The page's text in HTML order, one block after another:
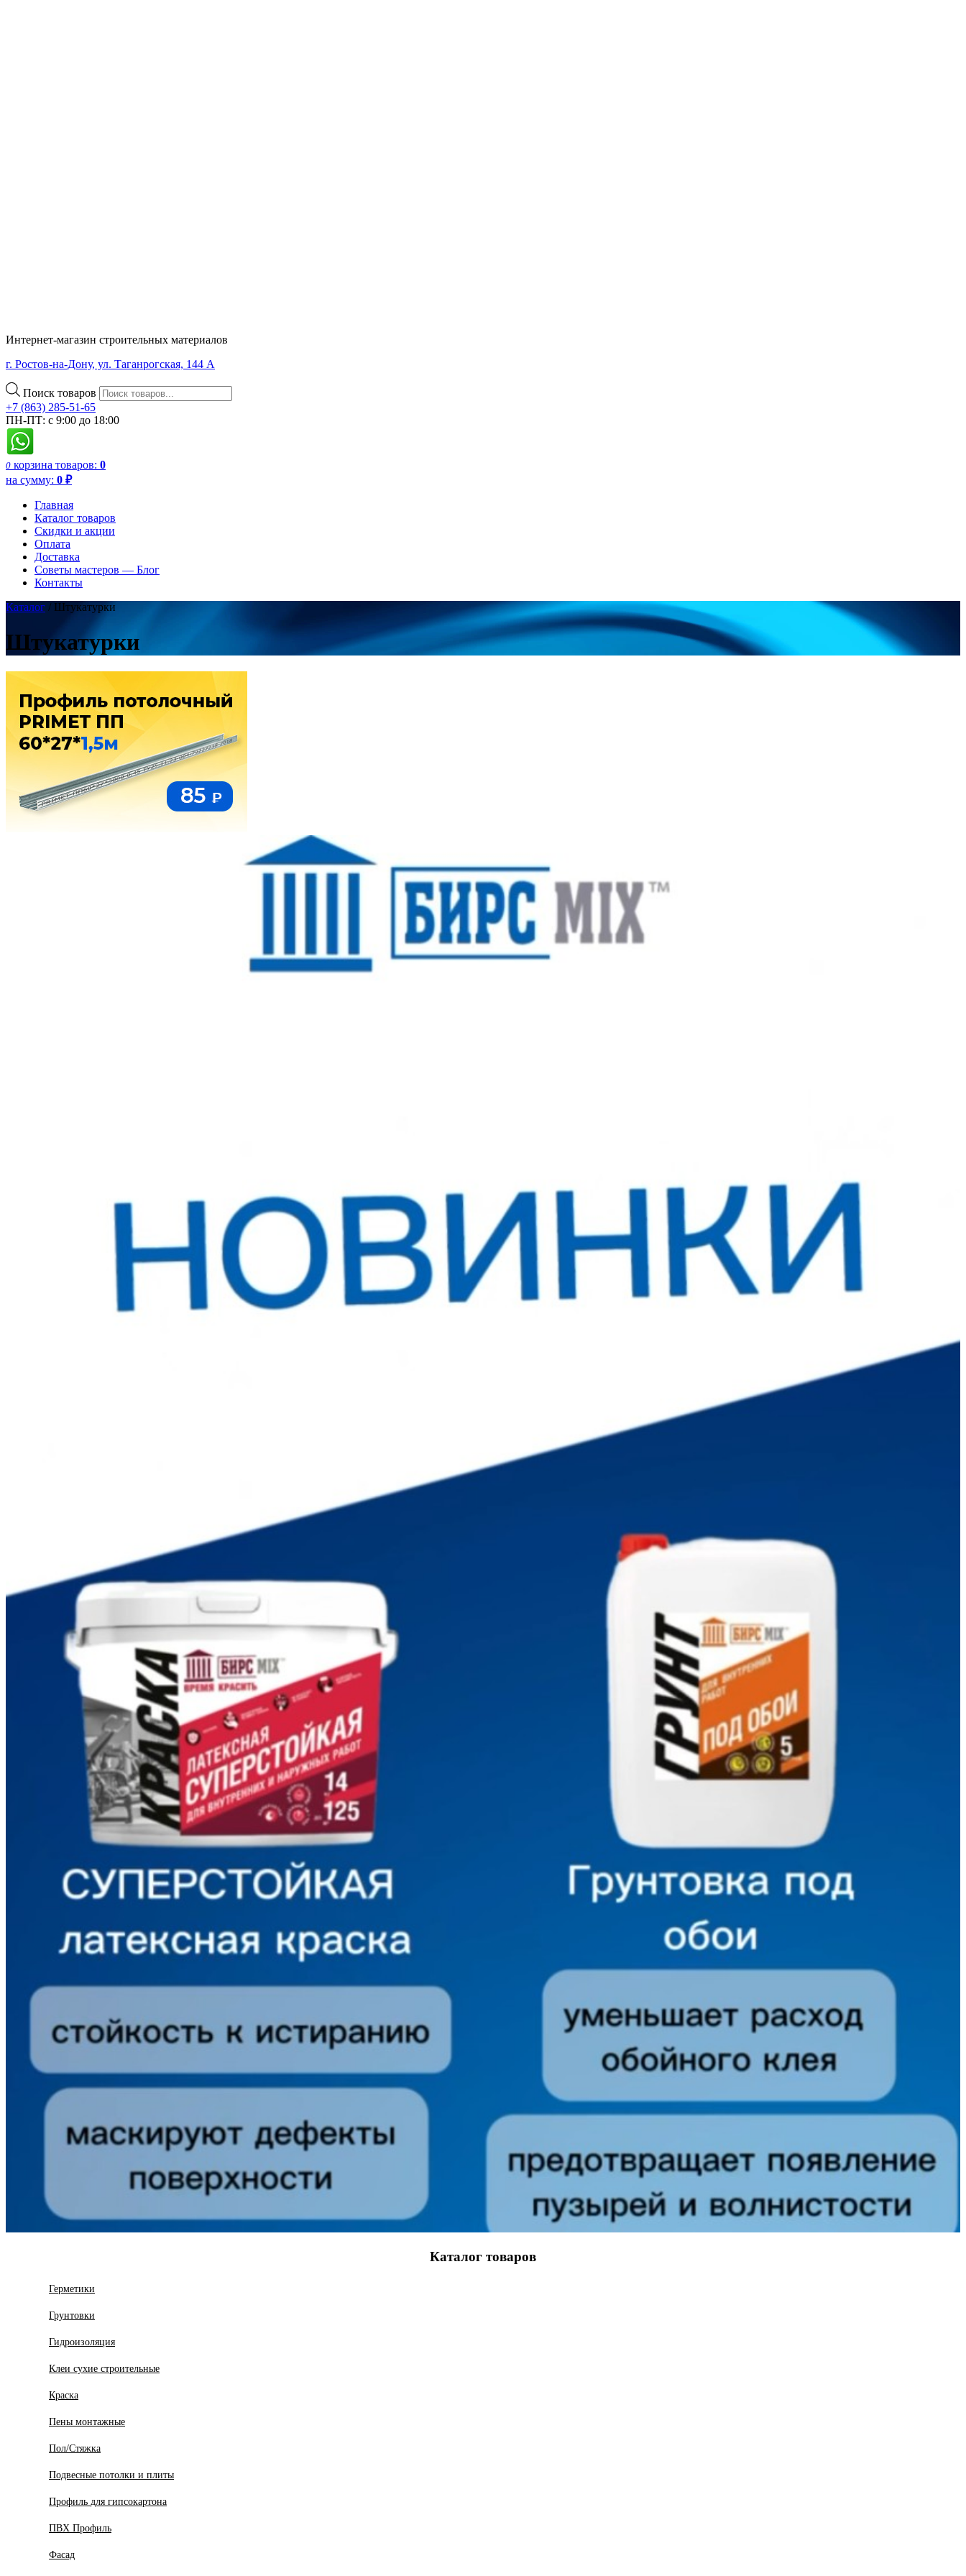
Интернет-магазин строительных материалов
г. Ростов-на-Дону, ул. Таганрогская, 144 А
Поиск товаров
+7 (863) 285-51-65
ПН-ПТ: с 9:00 до 18:00
0 корзина товаров: 0
на сумму: 0 ₽
Главная
Каталог товаров
Скидки и акции
Оплата
Доставка
Советы мастеров — Блог
Контакты
Каталог / Штукатурки
Штукатурки
Каталог товаров
Герметики
Грунтовки
Гидроизоляция
Клеи сухие строительные
Краска
Пены монтажные
Пол/Стяжка
Подвесные потолки и плиты
Профиль для гипсокартона
ПВХ Профиль
Фасад